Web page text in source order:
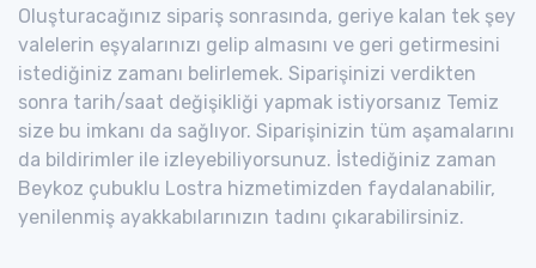
Oluşturacağınız sipariş sonrasında, geriye kalan tek şey
valelerin eşyalarınızı gelip almasını ve geri getirmesini
istediğiniz zamanı belirlemek. Siparişinizi verdikten
sonra tarih/saat değişikliği yapmak istiyorsanız Temiz
size bu imkanı da sağlıyor. Siparişinizin tüm aşamalarını
da bildirimler ile izleyebiliyorsunuz. İstediğiniz zaman
Beykoz çubuklu Lostra hizmetimizden faydalanabilir,
yenilenmiş ayakkabılarınızın tadını çıkarabilirsiniz.